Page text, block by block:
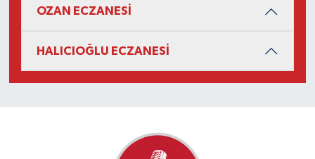
OZAN ECZANESİ
HALICIOĞLU ECZANESİ